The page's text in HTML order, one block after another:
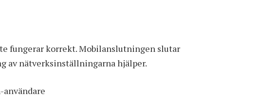
fungerar korrekt. Mobilanslutningen slutar
av nätverksinställningarna hjälper.